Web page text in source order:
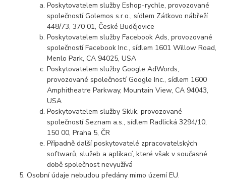
Poskytovatelem služby Eshop-rychle, provozované
společností Golemos s.r.o., sídlem Zátkovo nábřeží
448/73, 370 01, České Budějovice
Poskytovatelem služby Facebook Ads, provozované
společností Facebook Inc., sídlem 1601 Willow Road,
Menlo Park, CA 94025, USA
Poskytovatelem služby Google AdWords,
provozované společností Google Inc., sídlem 1600
Amphitheatre Parkway, Mountain View, CA 94043,
USA
Poskytovatelem služby Sklik, provozované
společností Seznam a.s., sídlem Radlická 3294/10,
150 00, Praha 5, ČR
Případně další poskytovatelé zpracovatelských
softwarů, služeb a aplikací, které však v současné
době společnost nevyužívá
Osobní údaje nebudou předány mimo území EU.